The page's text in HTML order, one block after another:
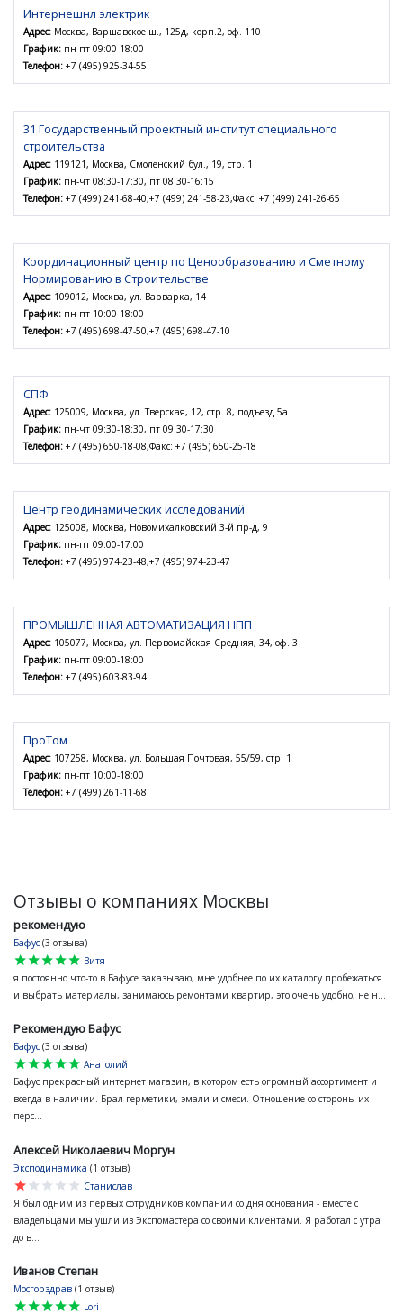
Интернешнл электрик
Адрес: Москва, Варшавское ш., 125д, корп.2, оф. 110
График: пн-пт 09:00-18:00
Телефон: +7 (495) 925-34-55
31 Государственный проектный институт специального
строительства
Адрес: 119121, Москва, Смоленский бул., 19, стр. 1
График: пн-чт 08:30-17:30, пт 08:30-16:15
Телефон: +7 (499) 241-68-40,+7 (499) 241-58-23,Факс: +7 (499) 241-26-65
Координационный центр по Ценообразованию и Сметному
Нормированию в Строительстве
Адрес: 109012, Москва, ул. Варварка, 14
График: пн-пт 10:00-18:00
Телефон: +7 (495) 698-47-50,+7 (495) 698-47-10
СПФ
Адрес: 125009, Москва, ул. Тверская, 12, стр. 8, подъезд 5а
График: пн-чт 09:30-18:30, пт 09:30-17:30
Телефон: +7 (495) 650-18-08,Факс: +7 (495) 650-25-18
Центр геодинамических исследований
Адрес: 125008, Москва, Новомихалковский 3-й пр-д, 9
График: пн-пт 09:00-17:00
Телефон: +7 (495) 974-23-48,+7 (495) 974-23-47
ПРОМЫШЛЕННАЯ АВТОМАТИЗАЦИЯ НПП
Адрес: 105077, Москва, ул. Первомайская Средняя, 34, оф. 3
График: пн-пт 09:00-18:00
Телефон: +7 (495) 603-83-94
ПроТом
Адрес: 107258, Москва, ул. Большая Почтовая, 55/59, стр. 1
График: пн-пт 10:00-18:00
Телефон: +7 (499) 261-11-68
Отзывы о компаниях Москвы
рекомендую
Бафус (3 отзыва)
star
star
star
star
star
Витя
я постоянно что-то в Бафусе заказываю, мне удобнее по их каталогу пробежаться
и выбрать материалы, занимаюсь ремонтами квартир, это очень удобно, не н...
Рекомендую Бафус
Бафус (3 отзыва)
star
star
star
star
star
Анатолий
Бафус прекрасный интернет магазин, в котором есть огромный ассортимент и
всегда в наличии. Брал герметики, эмали и смеси. Отношение со стороны их
перс...
Алексей Николаевич Моргун
Эксподинамика (1 отзыв)
star
star
star
star
star
Станислав
Я был одним из первых сотрудников компании со дня основания - вместе с
владельцами мы ушли из Экспомастера со своими клиентами. Я работал с утра
до в...
Иванов Степан
Мосгорздрав (1 отзыв)
star
star
star
star
star
Lori